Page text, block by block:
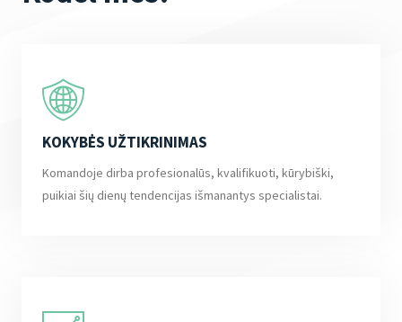
KOKYBĖS UŽTIKRINIMAS
Komandoje dirba profesionalūs, kvalifikuoti, kūrybiški,
puikiai šių dienų tendencijas išmanantys specialistai.